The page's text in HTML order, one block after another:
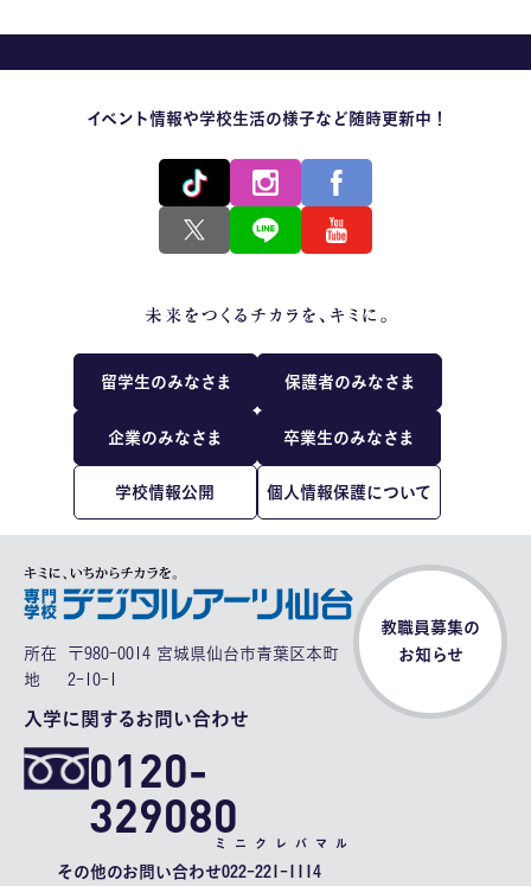
イベント情報や学校生活の様子など随時更新中！
留学生のみなさま 保護者のみなさま
企業のみなさま 卒業生のみなさま
学校情報公開 個人情報保護について
所在
地
〒980-0014 宮城県仙台市青葉区本町
2-10-1
入学に関するお問い合わせ
0120-
329080
ミニクレバマル
その他のお問い合わせ022-221-1114
教職員募集の
お知らせ